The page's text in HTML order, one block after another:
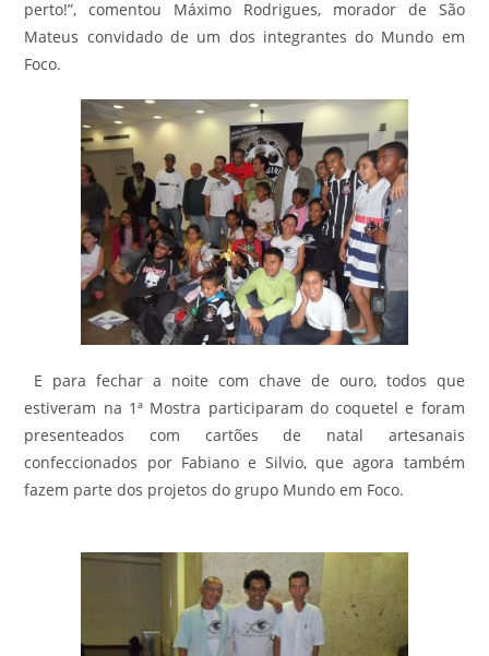
perto!”, comentou Máximo Rodrigues, morador de São
Mateus convidado de um dos integrantes do Mundo em
Foco.
E para fechar a noite com chave de ouro, todos que
estiveram na 1ª Mostra participaram do coquetel e foram
presenteados com cartões de natal artesanais
confeccionados por Fabiano e Silvio, que agora também
fazem parte dos projetos do grupo Mundo em Foco.